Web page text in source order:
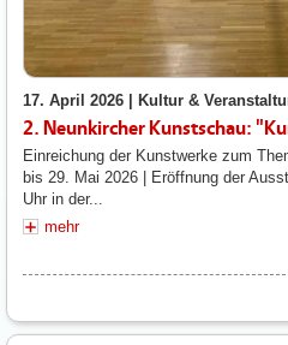
17. April 2026 | Kultur &
2. Neunkircher Kunstschau:
Einreichung der Kunstwerke zum
bis 29. Mai 2026 | Eröffnung der
Uhr in der...
mehr